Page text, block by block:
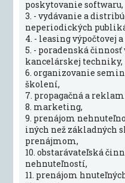
poskytovanie softwaru,
3. - vydávanie a
neperiodických
4. - leasing výpočtovej
5. - poradenská
kancelárskej techniky,
6. organizovanie
školení,
7. propagačná a
8. marketing,
9. prenájom
iných než základných
prenájmom,
10. obstarávateľská
nehnuteľností,
11. prenájom